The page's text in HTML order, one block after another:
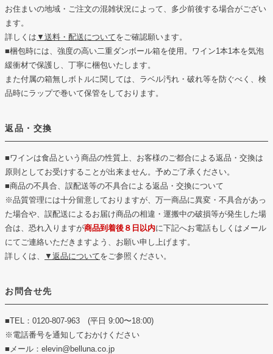
お住まいの地域・ご注文の混雑状況によって、多少前後する場合がござい
ます。
詳しくは ▼送料・配送についてをご確認願います。
■梱包時には、強度の高い二重ダンボール箱を使用。ワイン1本1本を気泡
緩衝材で保護し、丁寧に梱包いたします。
また付属の箱無しボトルに関しては、ラベル汚れ・破れ等を防ぐべく、検
品時にラップで巻いて保管をしております。
返品・交換
■ワインは食品という商品の性質上、お客様のご都合による返品・交換は
原則としてお受けすることが出来ません。予めご了承ください。
■商品の不具合、誤配送等の不具合による返品・交換について
※品質管理には十分留意しておりますが、万一商品に異変・不具合があっ
た場合や、誤配送によるお届け商品の相違・運搬中の破損等が発生した場
合は、恐れ入りますが商品到着後８日以内に下記へお電話もしくはメール
にてご連絡いただきますよう、お願い申し上げます。
詳しくは、
▼返品についてをご参照ください。
お問合せ先
■TEL：0120-807-963 (平日 9:00〜18:00)
※電話番号を通知しておかけください
■メール：elevin@belluna.co.jp